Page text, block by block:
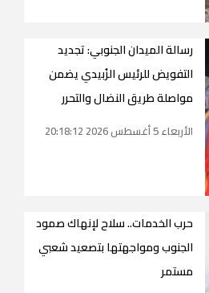
رسالة الميدان الجنوبي: تجديد
التفويض للرئيس الزُبيدي يضمن
مواصلة طريق النضال والتحرر
الأربعاء 5 أغسطس 2026 20:18:12
حرب الخدمات.. سلاح لإنهاك صمود
الجنوب ومواجهتها بتصعيد شعبي
مستمر